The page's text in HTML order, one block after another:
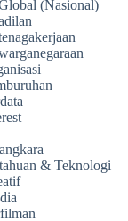
(Nasional)
& Teknologi